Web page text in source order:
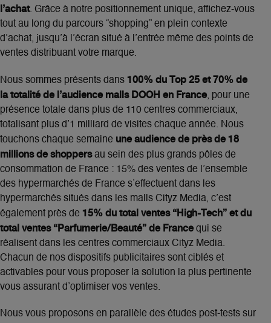
l’achat. Grâce à notre positionnement unique, affichez-vous
tout au long du parcours “shopping” en plein contexte
d’achat, jusqu’à l’écran situé à l’entrée même des points de
ventes distribuant votre marque.
Nous sommes présents dans 100% du Top 25 et 70% de
la totalité de l’audience malls DOOH en France, pour une
présence totale dans plus de 110 centres commerciaux,
totalisant plus d’1 milliard de visites chaque année. Nous
touchons chaque semaine une audience de près de 18
millions de shoppersau sein des plus grands pôles de
consommation de France : 15% des ventes de l’ensemble
des hypermarchés de France s’effectuent dans les
hypermarchés situés dans les malls Cityz Media, c’est
également près de 15% du total ventes “High-Tech” et du
total ventes “Parfumerie/Beauté” de France qui se
réalisent dans les centres commerciaux Cityz Media.
Chacun de nos dispositifs publicitaires sont ciblés et
activables pour vous proposer la solution la plus pertinente
vous assurant d’optimiser vos ventes.
Nous vous proposons en parallèle des études post-tests sur